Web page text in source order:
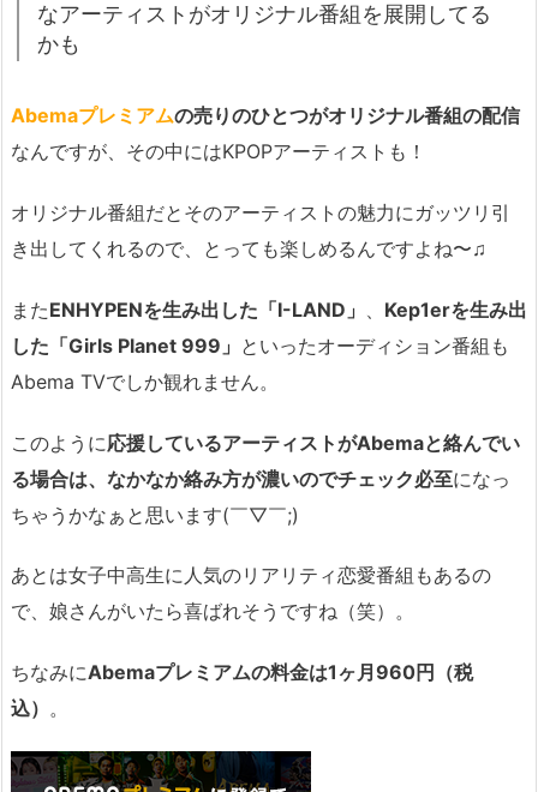
なアーティストがオリジナル番組を展開してる
かも
Abemaプレミアムの売りのひとつがオリジナル番組の配信
なんですが、その中にはKPOPアーティストも！
オリジナル番組だとそのアーティストの魅力にガッツリ引
き出してくれるので、とっても楽しめるんですよね〜♫
またENHYPENを生み出した「I-LAND」
Kep1erを生み出
した「Girls Planet 999」 といったオーディション番組も
Abema TVでしか観れません。
このように応援しているアーティストがAbemaと絡んでい
る場合は、なかなか絡み方が濃いのでチェック必至になっ
ちゃうかなぁと思います(￣▽￣;)
あとは女子中高生に人気のリアリティ恋愛番組もあるの
で、娘さんがいたら喜ばれそうですね（笑）。
ちなみにAbemaプレミアムの料金は1ヶ月960円（税
込） 。